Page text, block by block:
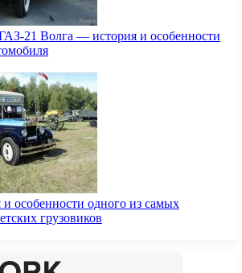
21 Волга — история и особенности
особенности одного из самых
грузовиков